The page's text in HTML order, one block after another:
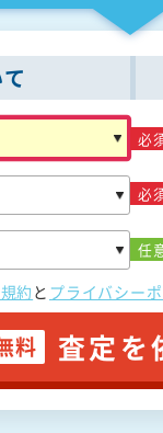
必
必
任
約 と プライバシー
料 査定を